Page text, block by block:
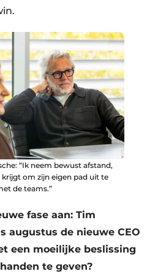
“Ik neem bewust afstand,
krijgt om zijn eigen pad uit te
de teams.”
fase aan: Tim
augustus de nieuwe CEO
een moeilijke beslissing
te geven?